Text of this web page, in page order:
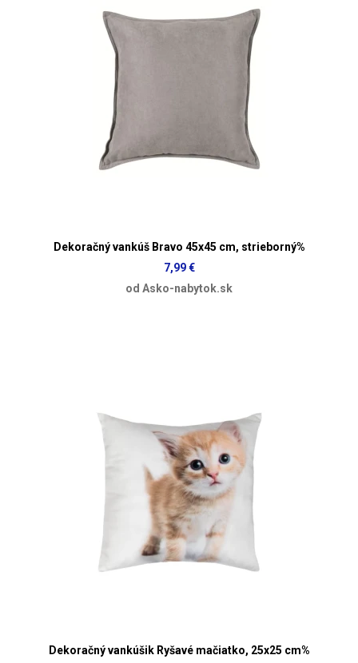
Dekoračný vankúš Bravo 45x45 cm, strieborný%
7,99 €
od Asko-nabytok.sk
Dekoračný vankúšik Ryšavé mačiatko, 25x25 cm%